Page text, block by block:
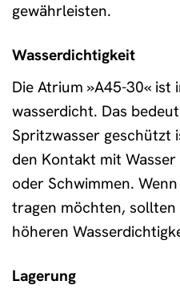
gewährleisten.
Wasserdichtigkeit
Die Atrium »A45-30« ist
wasserdicht. Das
Spritzwasser geschützt
den Kontakt mit
oder Schwimmen.
tragen möchten,
höheren
Lagerung